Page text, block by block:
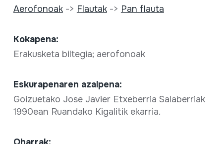
Aerofonoak-> Flautak-> Pan flauta
Kokapena:
Erakusketa biltegia; aerofonoak
Eskurapenaren azalpena:
Goizuetako Jose Javier Etxeberria Salaberriak
1990ean Ruandako Kigalitik ekarria.